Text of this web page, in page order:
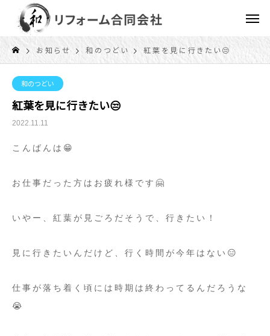
お知らせ 和のつどい 紅葉を見に行きたい😒
和のつどい
紅葉を見に行きたい😒
2022.11.11
こんばんは😁
お仕事だった方はお疲れ様です🤗
いやー、紅葉が見ごろだそうで、行きたい！
見に行きたいんだけど、行く時間が今年はない😑
仕事が落ち着く頃には時期は終わってるんだろうな
😭